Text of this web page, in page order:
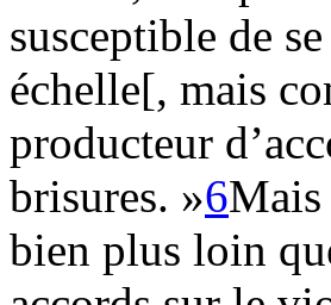
susceptible de
échelle[, mais
producteur
brisures. »6
bien plus loin